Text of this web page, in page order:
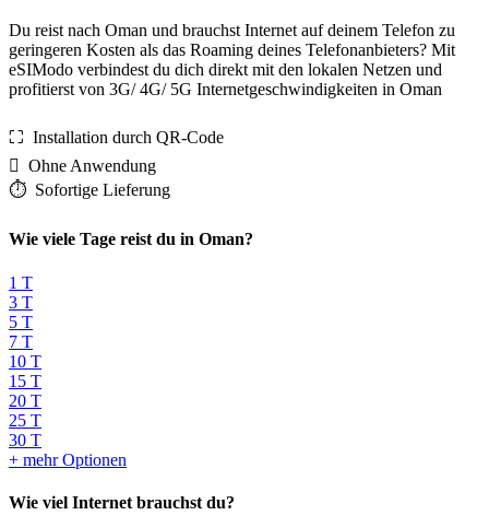
Du reist nach Oman und brauchst Internet auf deinem Telefon zu
geringeren Kosten als das Roaming deines Telefonanbieters? Mit
eSIModo verbindest du dich direkt mit den lokalen Netzen und
profitierst von 3G/ 4G/ 5G Internetgeschwindigkeiten in Oman
⛶️️ Installation durch QR-Code
️ Ohne Anwendung
⏱️️ Sofortige Lieferung
Wie viele Tage reist du in Oman?
1 T
3 T
5 T
7 T
10 T
15 T
20 T
25 T
30 T
+ mehr Optionen
Wie viel Internet brauchst du?